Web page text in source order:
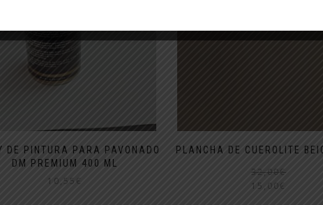
DE PINTURA PARA PAVONADO
DM PREMIUM 400 ML
10,55 €
PLANCHA DE CUEROLITE
32,00€
15,00€